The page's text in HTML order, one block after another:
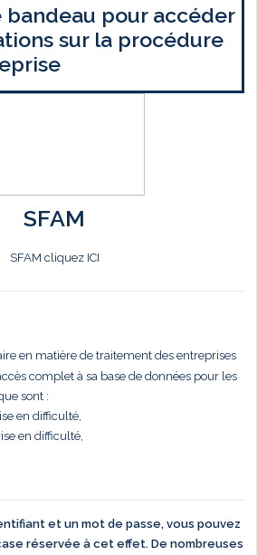
bandeau pour accéder
sur la procédure
SFAM
SFAM cliquez ICI
en matière de traitement des entreprises
complet à sa base de données pour les
sont :
en difficulté,
en difficulté,
et un mot de passe, vous pouvez
réservée à cet effet. De nombreuses